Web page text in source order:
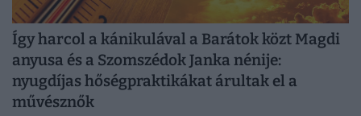
Így harcol a kánikulával a Barátok közt Magdi
anyusa és a Szomszédok Janka nénije:
nyugdíjas hőségpraktikákat árultak el a
művésznők